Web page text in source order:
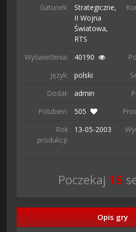
Gatunek:
Strategiczne,
II Wojna
Światowa,
RTS
Wyświetlenia: 40190
Język:
polski
Dodał:
admin
Polubień:
505
Rok
produkcji:
13-05-2003
Poczekaj 13
Opis gry